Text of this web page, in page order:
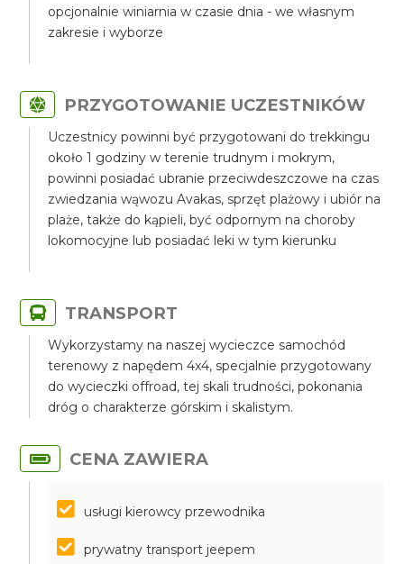
opcjonalnie winiarnia w czasie dnia - we własnym
zakresie i wyborze
PRZYGOTOWANIE UCZESTNIKÓW
Uczestnicy powinni być przygotowani do trekkingu
około 1 godziny w terenie trudnym i mokrym,
powinni posiadać ubranie przeciwdeszczowe na czas
zwiedzania wąwozu Avakas, sprzęt plażowy i ubiór na
plaże, także do kąpieli, być odpornym na choroby
lokomocyjne lub posiadać leki w tym kierunku
TRANSPORT
Wykorzystamy na naszej wycieczce samochód
terenowy z napędem 4x4, specjalnie przygotowany
do wycieczki offroad, tej skali trudności, pokonania
dróg o charakterze górskim i skalistym.
CENA ZAWIERA
usługi kierowcy przewodnika
prywatny transport jeepem